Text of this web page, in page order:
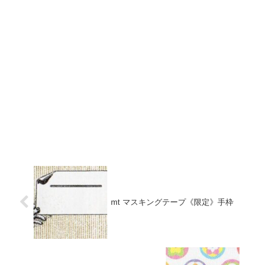
mt マスキングテープ《限定》手枠